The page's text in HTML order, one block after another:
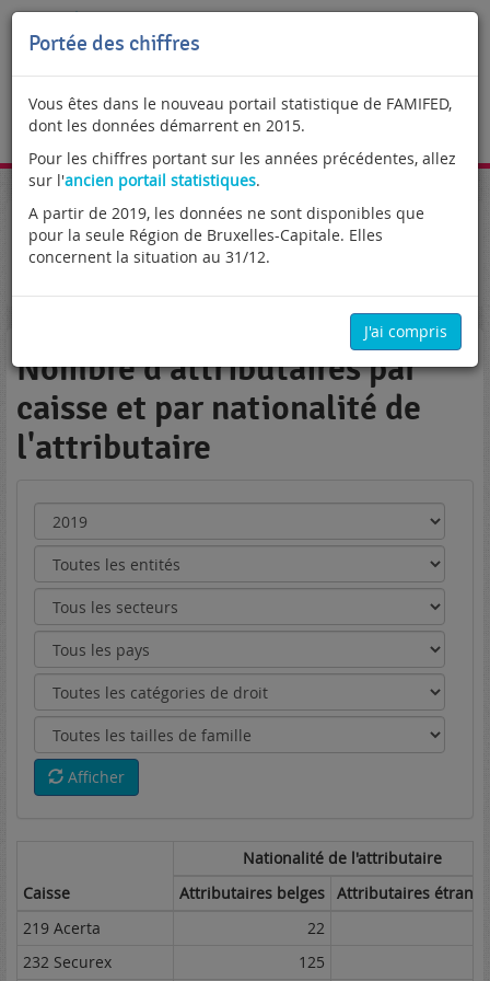
Portée des chiffres
Vous êtes dans le nouveau portail statistique de FAMIFED,
dont les données démarrent en 2015.
Pour les chiffres portant sur les années précédentes, allez
sur l'ancien portail statistiques.
A partir de 2019, les données ne sont disponibles que
pour la seule Région de Bruxelles-Capitale. Elles
concernent la situation au 31/12.
J'ai compris
FR
Portail statistique
Enfants élevés hors du royaume
Règlements Européens
Attributaires
Nombre d'attributaires par caisse et par nationalité de
Nombre d'attributaires par
caisse et par nationalité de
l'attributaire
Afficher
Caisse
Nationalité de l'attributaire
Attributaires belges Attributaires
219 Acerta
22
232 Securex
125